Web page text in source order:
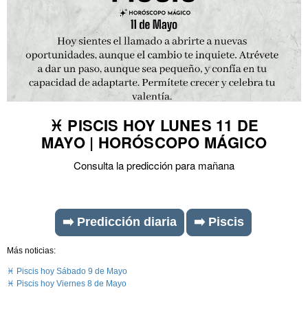
♓ PISCIS HOY LUNES 11 DE
MAYO | HORÓSCOPO MÁGICO
Consulta la predicción para mañana
➡️ Predicción diaria ➡️ Piscis
Más noticias:
♓ Piscis hoy Sábado 9 de Mayo
♓ Piscis hoy Viernes 8 de Mayo